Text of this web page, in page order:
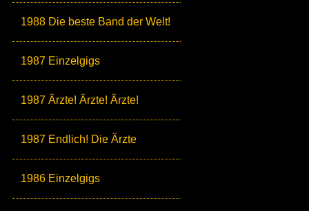
1988 Die beste Band der Welt!
1987 Einzelgigs
1987 Ärzte! Ärzte! Ärzte!
1987 Endlich! Die Ärzte
1986 Einzelgigs